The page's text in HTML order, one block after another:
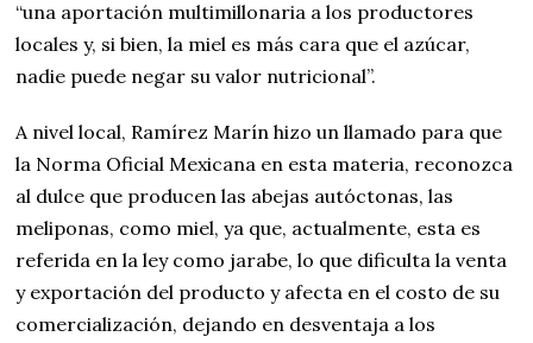
“una aportación multimillonaria a los productores
locales y, si bien, la miel es más cara que el azúcar,
nadie puede negar su valor nutricional”.
A nivel local, Ramírez Marín hizo un llamado para que
la Norma Oficial Mexicana en esta materia, reconozca
al dulce que producen las abejas autóctonas, las
meliponas, como miel, ya que, actualmente, esta es
referida en la ley como jarabe, lo que dificulta la venta
y exportación del producto y afecta en el costo de su
comercialización, dejando en desventaja a los